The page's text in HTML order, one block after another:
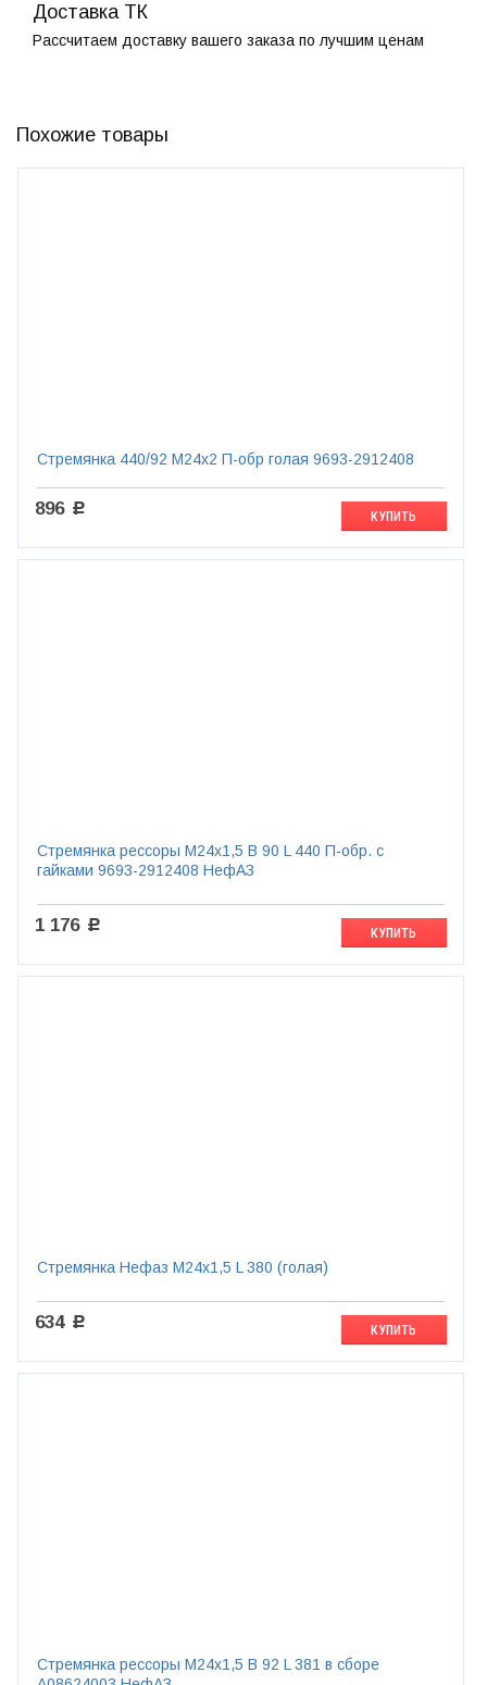
Доставка ТК
Рассчитаем доставку вашего заказа по лучшим ценам
Похожие товары
Стремянка 440/92 М24х2 П-обр голая 9693-2912408
896 c
КУПИТЬ
Стремянка рессоры М24х1,5 B 90 L 440 П-обр. с
гайками 9693-2912408 НефАЗ
1 176 c
КУПИТЬ
Стремянка Нефаз М24х1,5 L 380 (голая)
634 c
КУПИТЬ
Стремянка рессоры М24х1,5 B 92 L 381 в сборе